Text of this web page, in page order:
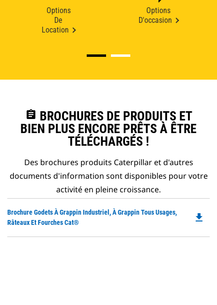
Options
De
Location
Options
D'occasion
assignment BROCHURES DE PRODUITS ET
BIEN PLUS ENCORE PRÊTS À ÊTRE
TÉLÉCHARGÉS !
Des brochures produits Caterpillar et d'autres
documents d'information sont disponibles pour votre
activité en pleine croissance.
Brochure Godets À Grappin Industriel, À Grappin Tous Usages,
Râteaux Et Fourches Cat®
file_download